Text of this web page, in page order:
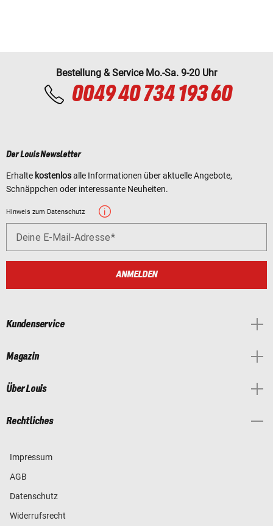
Bestellung & Service Mo.-Sa. 9-20 Uhr
0049 40 734 193 60
Der Louis Newsletter
Erhalte kostenlosalle Informationen über aktuelle Angebote,
Schnäppchen oder interessante Neuheiten.
Hinweis zum Datenschutz
Deine E-Mail-Adresse
ANMELDEN
Kundenservice
Magazin
Über Louis
Rechtliches
Impressum
AGB
Datenschutz
Widerrufsrecht